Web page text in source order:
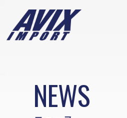
NEWS